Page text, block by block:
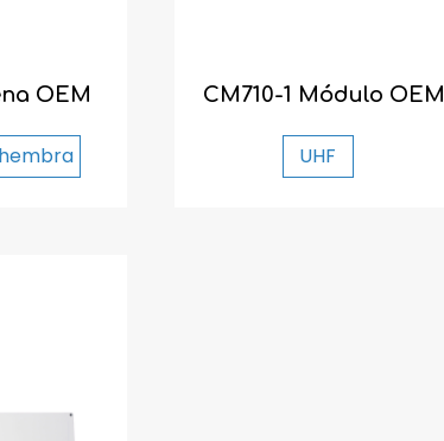
OEM CM710-1 Módulo OEM
UHF